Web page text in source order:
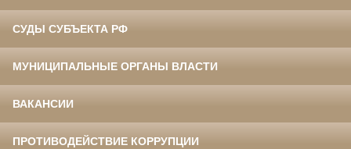
СУДЫ СУБЪЕКТА РФ
МУНИЦИПАЛЬНЫЕ ОРГАНЫ ВЛАСТИ
ВАКАНСИИ
ПРОТИВОДЕЙСТВИЕ КОРРУПЦИИ